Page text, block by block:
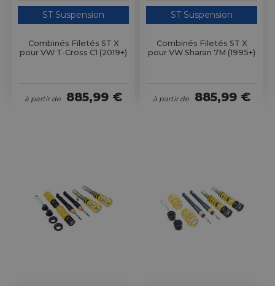
ST Suspension
Combinés Filetés ST X
pour VW T-Cross C1 (2019+)
à partir de 885,99 €
ST Suspension
Combinés Filetés ST X
pour VW Sharan 7M (1995+)
à partir de 885,99 €